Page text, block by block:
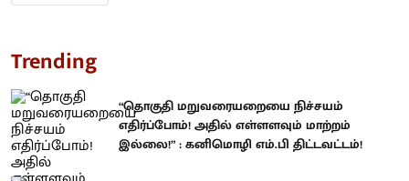
Trending
“தொகுதி மறுவரையறையை நிச்சயம்
எதிர்ப்போம்! அதில் எள்ளளவும் மாற்றம்
இல்லை!” : கனிமொழி எம்.பி திட்டவட்டம்!